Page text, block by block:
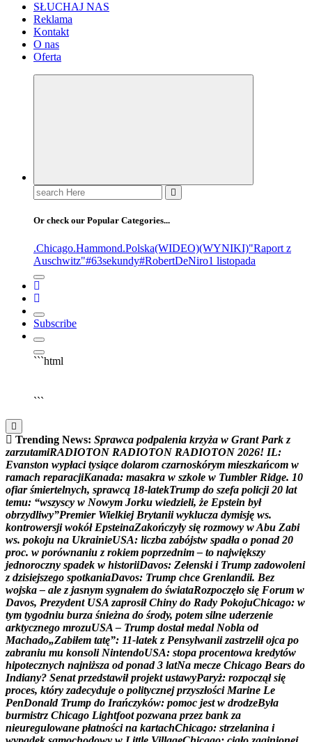
SŁUCHAJ NAS
Reklama
Kontakt
O nas
Oferta
Or check our Popular Categories...
.Chicago.Hammond.Polska(WIDEO)(WYNIKI)"Raport z
Auschwitz"#63sekundy#RobertDeNiro1 listopada
Subscribe
```html
```
Trending News: Sprawca podpalenia krzyża w Grant Park z
zarzutamiRADIOTON RADIOTON RADIOTON 2026! IL:
Evanston wypłaci tysiące dolarom czarnoskórym mieszkańcom w
ramach reparacjiKanada: masakra w szkole w Tumbler Ridge. 10
ofiar śmiertelnych, sprawcą 18-latekTrump do szefa policji 20 lat
temu: “wszyscy w Nowym Jorku wiedzieli, że Epstein był
obrzydliwy”Premier Wielkiej Brytanii wyklucza dymisję ws.
kontrowersji wokół EpsteinaZakończyły się rozmowy wAbu Zabi
ws. pokoju na UkrainieUSA: liczba zabójstw spadła o ponad 20
proc. w porównaniu z rokiem poprzednim – to największy
jednoroczny spadek w historiiDavos: Zełenski i Trump zadowoleni
z dzisiejszego spotkaniaDavos: Trump chce Grenlandii. Bez
wojska – ale z jasnym sygnałem do świataRozpoczęło się Forum w
Davos, Prezydent USA zaprosił Chiny do Rady PokojuChicago: w
tym tygodniu burza śnieżna do środy, potem silne uderzenie
arktycznego mrozuUSA – Trump dostał medal Nobla od
Machado„Zabiłem tatę”: 11-latek z Pensylwanii zastrzelił ojca po
zabraniu mu konsoli NintendoUSA: stopa procentowa kredytów
hipotecznych najniższa od ponad 3 latNa mecze Chicago Bears do
Indiany? Senat przedstawił projekt ustawyParyż: rozpoczął się
proces, który zadecyduje o politycznej przyszłości Marine Le
PenDonald Trump do Irańczyków: pomoc jest w drodzeByła
burmistrz Chicago Lightfoot pozwana przez bank za
nieuregulowane płatności na kartachChicago: strzelanina i